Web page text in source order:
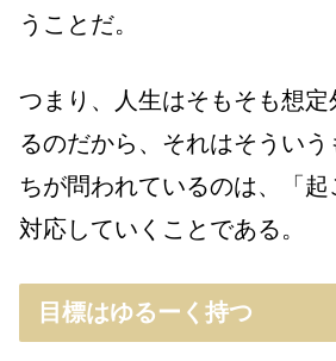
うことだ。
つまり、人生はそもそも想定
るのだから、それはそうい
ちが問われているのは、「
対応していくことである。
目標はゆるーく持つ